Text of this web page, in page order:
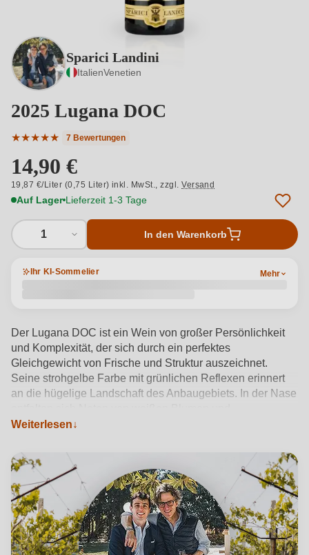
Sparici Landini
ItalienVenetien
2025 Lugana DOC
★★★★★
Durchschnittliche Bewertung von 5 von 5 Sternen
7 Bewertungen
14,90 €
19,87 €/Liter (0,75 Liter) inkl. MwSt.,zzgl.Versand
Auf Lager Lieferzeit 1-3 Tage
1 In den Warenkorb
Ihr KI-Sommelier Mehr
Der Lugana DOC ist ein Wein von großer Persönlichkeit
und Komplexität, der sich durch ein perfektes
Gleichgewicht von Frische und Struktur auszeichnet.
Seine strohgelbe Farbe mit grünlichen Reflexen erinnert
an die hügelige Landschaft des Anbaugebiets. In der Nase
gelbfleischigen Früchten, gefolgt von Zitrus- und
weich, mit einer angenehmen Note von Bittermandel im
Abgang. Der Lugana DOC passt hervorragend zu Fisch-
und Meeresfrüchtegerichten, eignet sich aber auch als
Aperitif für ein elegantes und raffiniertes
Geschmackserlebnis.Produktdetails anzeigen →
Weiterlesen